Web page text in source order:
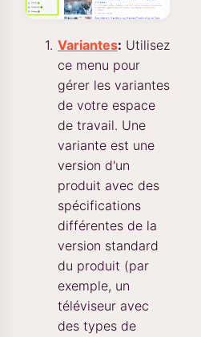
Variantes: Utilisez
ce menu pour
gérer les variantes
de votre espace
de travail. Une
variante est une
version d'un
produit avec des
spécifications
différentes de la
version standard
du produit (par
exemple, un
téléviseur avec
des types de